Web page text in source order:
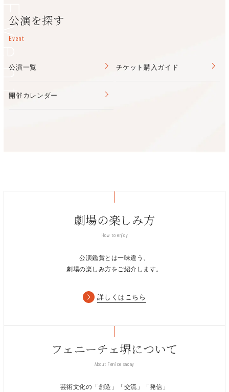
公演を探す
Event
公演一覧 チケット購入ガイド
開催カレンダー
劇場の楽しみ方
How to enjoy
公演鑑賞とは一味違う、
劇場の楽しみ方をご紹介します。
詳しくはこちら
フェニーチェ堺について
About Fenice sacay
芸術文化の「創造」「交流」「発信」